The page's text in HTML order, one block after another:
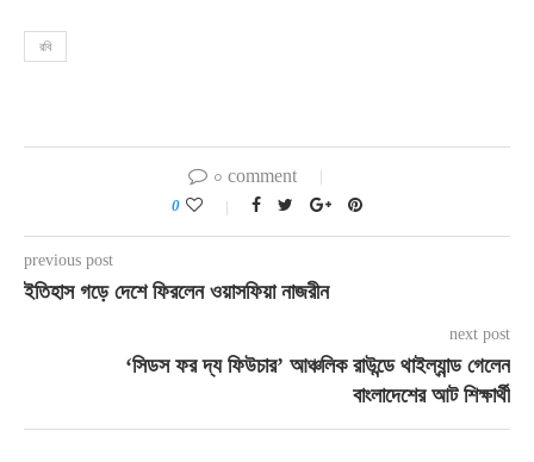
রবি
০ comment
0
previous post
ইতিহাস গড়ে দেশে ফিরলেন ওয়াসফিয়া নাজরীন
next post
‘সিডস ফর দ্য ফিউচার’ আঞ্চলিক রাউন্ডে থাইল্যান্ড গেলেন
বাংলাদেশের আট শিক্ষার্থী